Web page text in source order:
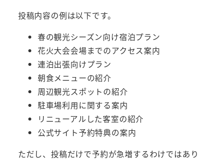
投稿内容の例は以下です。
春の観光シーズン向け宿泊プラン
花火大会会場までのアクセス案内
連泊出張向けプラン
朝食メニューの紹介
周辺観光スポットの紹介
駐車場利用に関する案内
リニューアルした客室の紹介
公式サイト予約特典の案内
ただし、投稿だけで予約が急増するわけではあり